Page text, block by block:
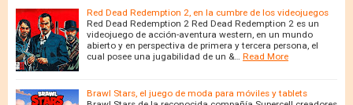
Red Dead Redemption 2, en la cumbre de los videojuegos
Red Dead Redemption 2 Red Dead Redemption 2 es un
videojuego de acción-aventura western, en un mundo
abierto y en perspectiva de primera y tercera persona, el
cual posee una jugabilidad de un &… Read More
Brawl Stars, el juego de moda para móviles y tablets